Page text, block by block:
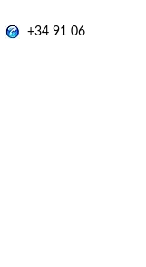
+34 91 06